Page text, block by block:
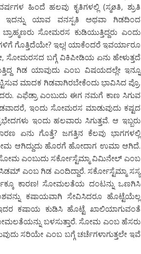
ಹಿಂದೆ ಹಲವು ಕೃತಿಗಳಲ್ಲಿ (ಸ್ಮøತಿ, ಶ್ರುತಿ
ಯಾವ ವನಸ್ಪತಿ ಅಥವಾ ಗಿಡದಿಂದ
ಸೋಮರಸ ಕುಡಿಯುತ್ತಿದ್ದರು ಎಂದು
ಗೊತ್ತಿದೆಯೇ? ಇಲ್ಲ! ಯಾಕೆಂದರೆ ಇವರ್ಯಾರೂ
ಸೋಮರಸದ ಬಗ್ಗೆ ವಿಕಿಪೀಡಿಯ ಏನು ಹೇಳುತ್ತದೆ
ಗಿಡ ಯಾವುದು ಎಂಬ ವಿಷಯದಲ್ಲೇ ಇನ್ನೂ
ಮಾದಕ ಗಿಡವಾಗಿರಬೇಕೆಂದು ಭಾವಿಸಿದ ಪ್ರೊ.
ಎಫೆಡ್ರಾ ಎಂಬುದು ಈಗ ನಮಗೆ ಕಾಣ ಸಿಗುವ
ಇಂದು ಸೋಮರಸ ಮಾಡುವುದು ಕಷ್ಟದ
ಇಂದು ಹಲವಾರು ಸಿಗುತ್ತವೆ. ಆ ಇಬ್ಬರು
ಏನು ಗೊತ್ತೆ? ಜಗತ್ತಿನ ಕೆಲವು ಭಾಗಗಳಲ್ಲಿ
ಸೋಮ ಆಗಿದ್ದುದು ಹೊರಗೆ ಹೋದಾಗ ಉಮಾ ಆಗಿದೆ.
ಸೋಮ ಎಂಬುದು ಸರ್ಕೋಸ್ಟೆಮ್ಮಾ ವಿಮಿನೇಲ್ ಎಂಬ
ಎಂಬ ಗಿಡ ಎಂದಿದ್ದಾರೆ. ಸರ್ಕೋಸ್ಟೆಮ್ಮಾ ಸಸ್ಯ
ಕಾರಣ! ಸೋಮಲತೆಯ ದಂಟನ್ನು ಒಣಗಿಸಿ
ಕಷಾಯವಾಗಿ ಸೇವಿಸಿದರೂ ಹೊಟ್ಟೆಯೆಲ್ಲ
ಕಷಾಯ ಕುಡಿಸಿ ಹೊಟ್ಟೆ ಖಾಲಿಯಾಗುವಂತೆ
ಬಳಸುತ್ತಾರೆ. ಸೋಮ ಎಂಬ ಹೆಸರು
ಸರಿಯೇ ಎಂಬ ಬಗ್ಗೆ ಚರ್ಚೆಗಳಾಗುತ್ತಲೇ ಇವೆ